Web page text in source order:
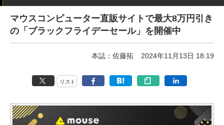
マウスコンピューター直販サイトで最大8万円引き
の「ブラックフライデーセール」を開催中
本誌：佐藤拓 2024年11月13日 18:19
リスト